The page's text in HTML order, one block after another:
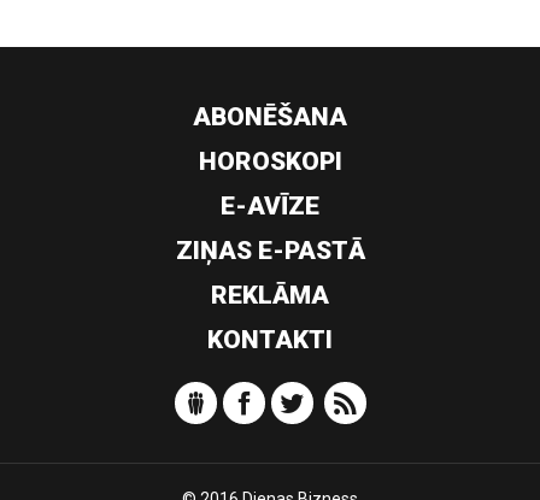
ABONĒŠANA
HOROSKOPI
E-AVĪZE
ZIŅAS E-PASTĀ
REKLĀMA
KONTAKTI